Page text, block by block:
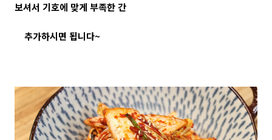
보셔서 기호에 맞게 부족한 간
추가하시면 됩니다~